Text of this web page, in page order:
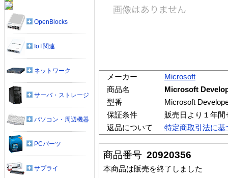
メーカー
Microsoft
商品名
Microsoft
型番
Microsoft
保証条件
販売日より１年
返品について
特定商取引法に基
商品番号 20920356
本商品は販売を終了しました
OpenBlocks
IoT関連
ネットワーク
サーバ・ストレージ
パソコン・周辺機器
PCパーツ
サプライ